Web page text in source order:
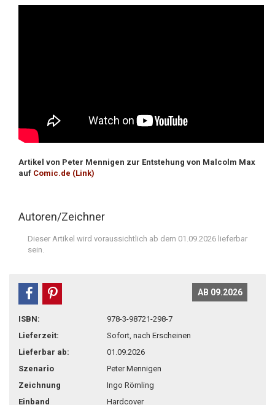
Artikel von Peter Mennigen zur Entstehung von Malcolm Max
auf Comic.de (Link)
Autoren/Zeichner
Dieser Artikel wird voraussichtlich ab dem 01.09.2026 lieferbar
sein.
AB 09.2026
teilen
ISBN:
978-3-98721-298-7
Lieferzeit:
Sofort, nach Erscheinen
Lieferbar ab:
01.09.2026
Szenario
Peter Mennigen
Zeichnung
Ingo Römling
Einband
Hardcover